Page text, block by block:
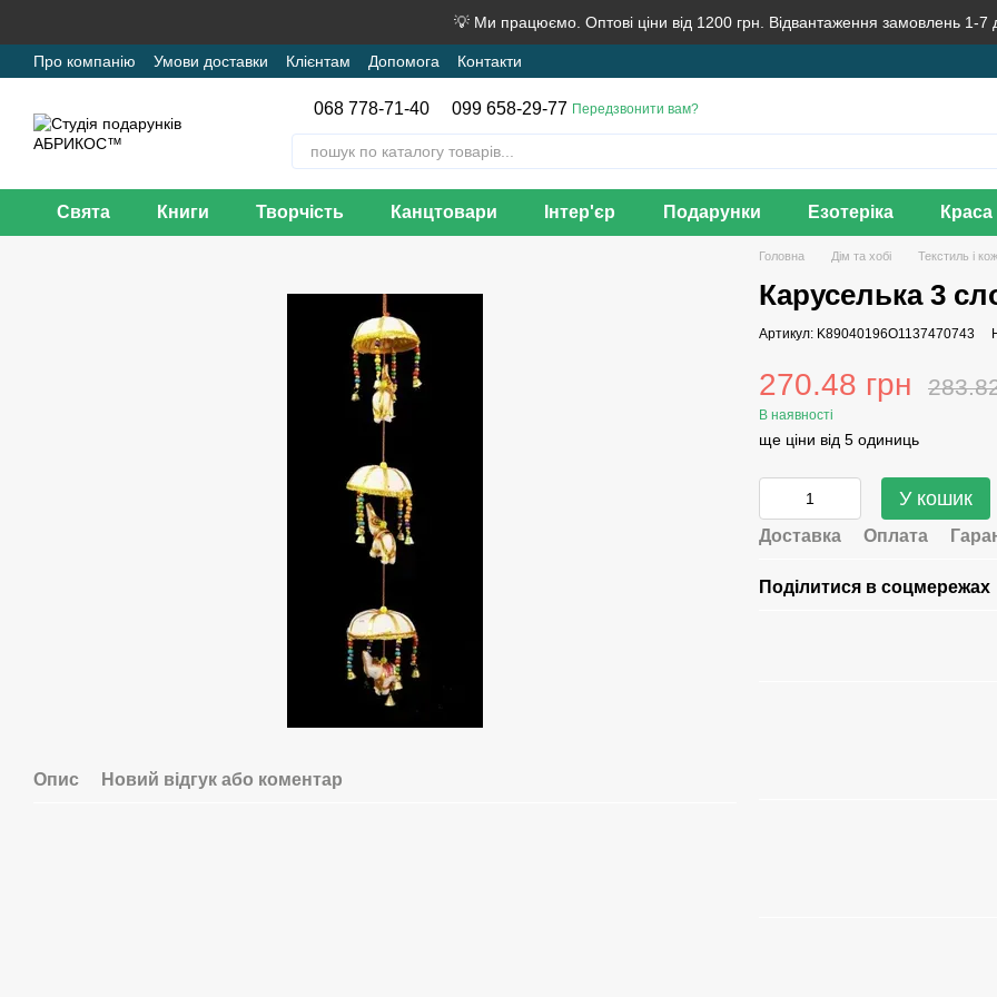
💡 Ми працюємо. Оптові ціни від 1200 грн. Відвантаження замовлень 1-7
Про компанію Умови доставки Клієнтам Допомога Контакти
068 778-71-40 099 658-29-77 Передзвонити вам?
Свята Книги Творчість Канцтовари Інтер'єр Подарунки Езотеріка Краса
Опис Новий відгук або коментар
Головна Дім та хобі Текстиль і
Каруселька 3
Артикул: K89040196O1137470743
270.48 грн
В наявності
ще ціни від 5 одиниць
У кошик
Доставка Оплата
Поділитися в соцмережах